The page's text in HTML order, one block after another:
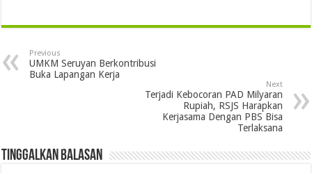
Previous
UMKM Seruyan Berkontribusi
Buka Lapangan Kerja
Next
Terjadi Kebocoran PAD Milyaran
Rupiah, RSJS Harapkan
Kerjasama Dengan PBS Bisa
Terlaksana
Tinggalkan Balasan